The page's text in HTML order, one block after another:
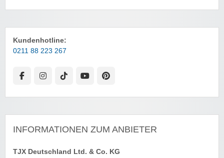
Kundenhotline:
0211 88 223 267
INFORMATIONEN ZUM ANBIETER
TJX Deutschland Ltd. & Co. KG